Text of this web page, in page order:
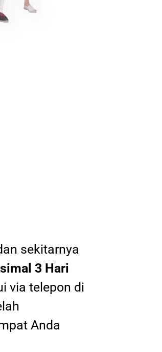
sekitarnya
3 Hari
via telepon di
Anda